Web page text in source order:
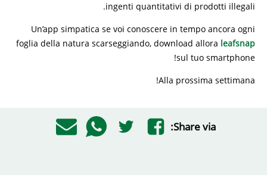
ingenti quantitativi di prodotti illegali.
Un’app simpatica se voi conoscere in tempo ancora ogni
foglia della natura scarseggiando, download allora leafsnap
sul tuo smartphone!
Alla prossima settimana!
Share via: